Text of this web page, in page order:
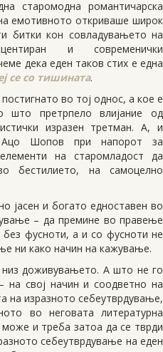
старомодна романтичарска
емотивното откриваше широк
битки кон совладувањето на
и современички
дека еден таков стих е една
се со тишината.
во тој однос, а кое е
што претрпело влијание од
изразен третман. А, и
Шопов при напорот за
на старомладост да
бестилието, на самоцелно
јасен и богато едноставен во
– да премине во правење
фусноти, а и со фусноти не
ни како начин на кажување.
доживувањето. А што не го
на свој начин и соодветно на
на изразното себеутврдување,
во неговата литературна
и треба затоа да се тврди
себеутврдување на еден